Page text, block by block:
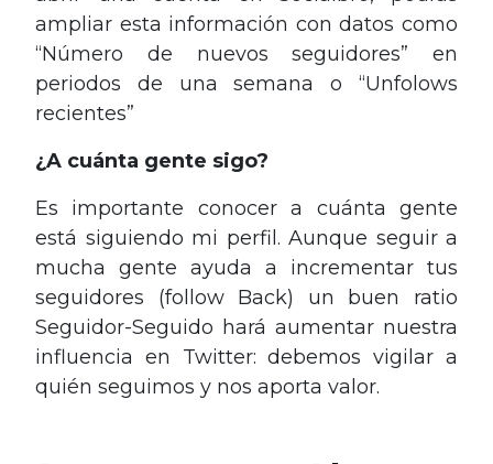
ampliar esta información con datos como
“Número de nuevos seguidores” en
periodos de una semana o “Unfolows
recientes”
¿A cuánta gente sigo?
Es importante conocer a cuánta gente
está siguiendo mi perfil. Aunque seguir a
mucha gente ayuda a incrementar tus
seguidores (follow Back) un buen ratio
Seguidor-Seguido hará aumentar nuestra
influencia en Twitter: debemos vigilar a
quién seguimos y nos aporta valor.